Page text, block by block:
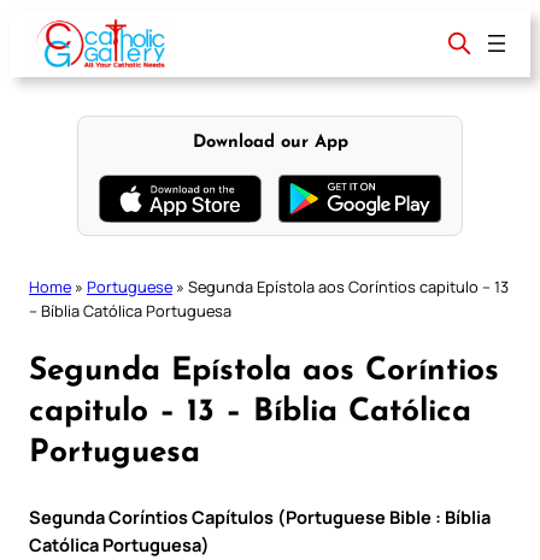
content
Download our App
Home » Portuguese » Segunda Epístola aos Coríntios capitulo – 13
– Bíblia Católica Portuguesa
Segunda Epístola aos Coríntios
capitulo – 13 – Bíblia Católica
Portuguesa
Segunda Coríntios Capítulos (Portuguese Bible : Bíblia
Católica Portuguesa)